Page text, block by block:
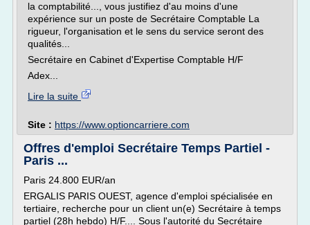
la comptabilité..., vous justifiez d'au moins d'une
expérience sur un poste de Secrétaire Comptable La
rigueur, l'organisation et le sens du service seront des
qualités...
Secrétaire en Cabinet d'Expertise Comptable H/F
Adex...
Lire la suite
Site : https://www.optioncarriere.com
Offres d'emploi Secrétaire Temps Partiel -
Paris ...
Paris 24.800 EUR/an
ERGALIS PARIS OUEST, agence d'emploi spécialisée en
tertiaire, recherche pour un client un(e) Secrétaire à temps
partiel (28h hebdo) H/F.... Sous l'autorité du Secrétaire